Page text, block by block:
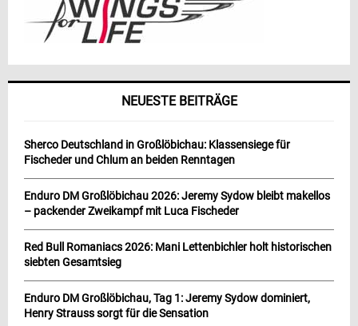
NEUESTE BEITRÄGE
Sherco Deutschland in Großlöbichau: Klassensiege für
Fischeder und Chlum an beiden Renntagen
Enduro DM Großlöbichau 2026: Jeremy Sydow bleibt makellos
– packender Zweikampf mit Luca Fischeder
Red Bull Romaniacs 2026: Mani Lettenbichler holt historischen
siebten Gesamtsieg
Enduro DM Großlöbichau, Tag 1: Jeremy Sydow dominiert,
Henry Strauss sorgt für die Sensation